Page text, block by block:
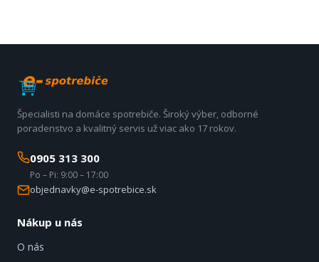
Špecialisti na domáce spotrebiče. Široký výber, odborné
poradenstvo a kvalitný servis už viac ako 17 rokov.
0905 313 300
Po – Pi: 9:00 – 17:00
objednavky@e-spotrebice.sk
Nákup u nás
O nás